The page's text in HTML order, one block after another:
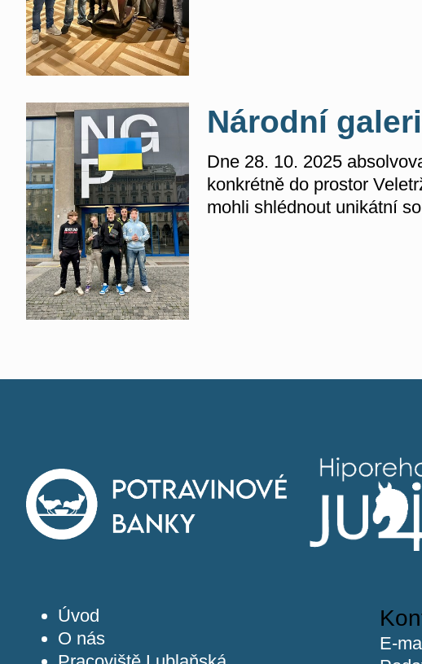
Národní
Dne 28. 10. 2025
konkrétně do prostor
mohli shlédnout unikátní
Úvod
O nás
E-